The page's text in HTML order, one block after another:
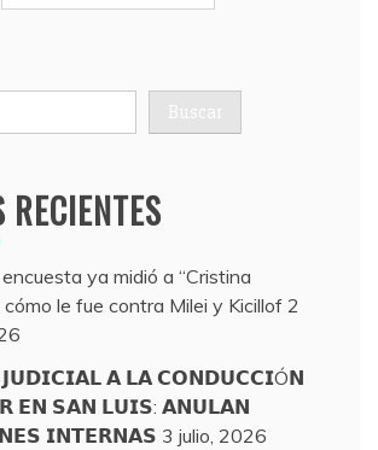
Buscar
ya midió a “Cristina
cómo le fue contra Milei y Kicillof 2
𝗔 𝗟𝗔 𝗖𝗢𝗡𝗗𝗨𝗖𝗖𝗜Ó𝗡
𝗘𝗡 𝗦𝗔𝗡 𝗟𝗨𝗜𝗦: 𝗔𝗡𝗨𝗟𝗔𝗡
𝗜𝗡𝗧𝗘𝗥𝗡𝗔𝗦 3 julio, 2026